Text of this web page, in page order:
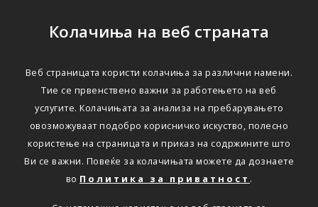
Колачиња на веб страната
Веб страницата користи колачиња за различни намени.
Тие се првенствено важни за работењето на веб
услугите. Колачињата за анализа на пребарувањето
овозможуваат подобро корисничко искуство, полесно
користење на страницата и приказ на содржините што
Ви се важни. Повеќе за колачињата можете да дознаете
во Политика за приватност .